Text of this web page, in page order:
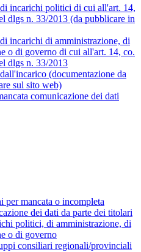
incarichi politici di cui all'art. 14,
dlgs n. 33/2013 (da pubblicare in
incarichi di amministrazione, di
o di governo di cui all'art. 14, co.
dlgs n. 33/2013
(documentazione da
sul sito web)
comunicazione dei dati
per mancata o incompleta
dei dati da parte dei titolari
politici, di amministrazione, di
o di governo
consiliari regionali/provinciali